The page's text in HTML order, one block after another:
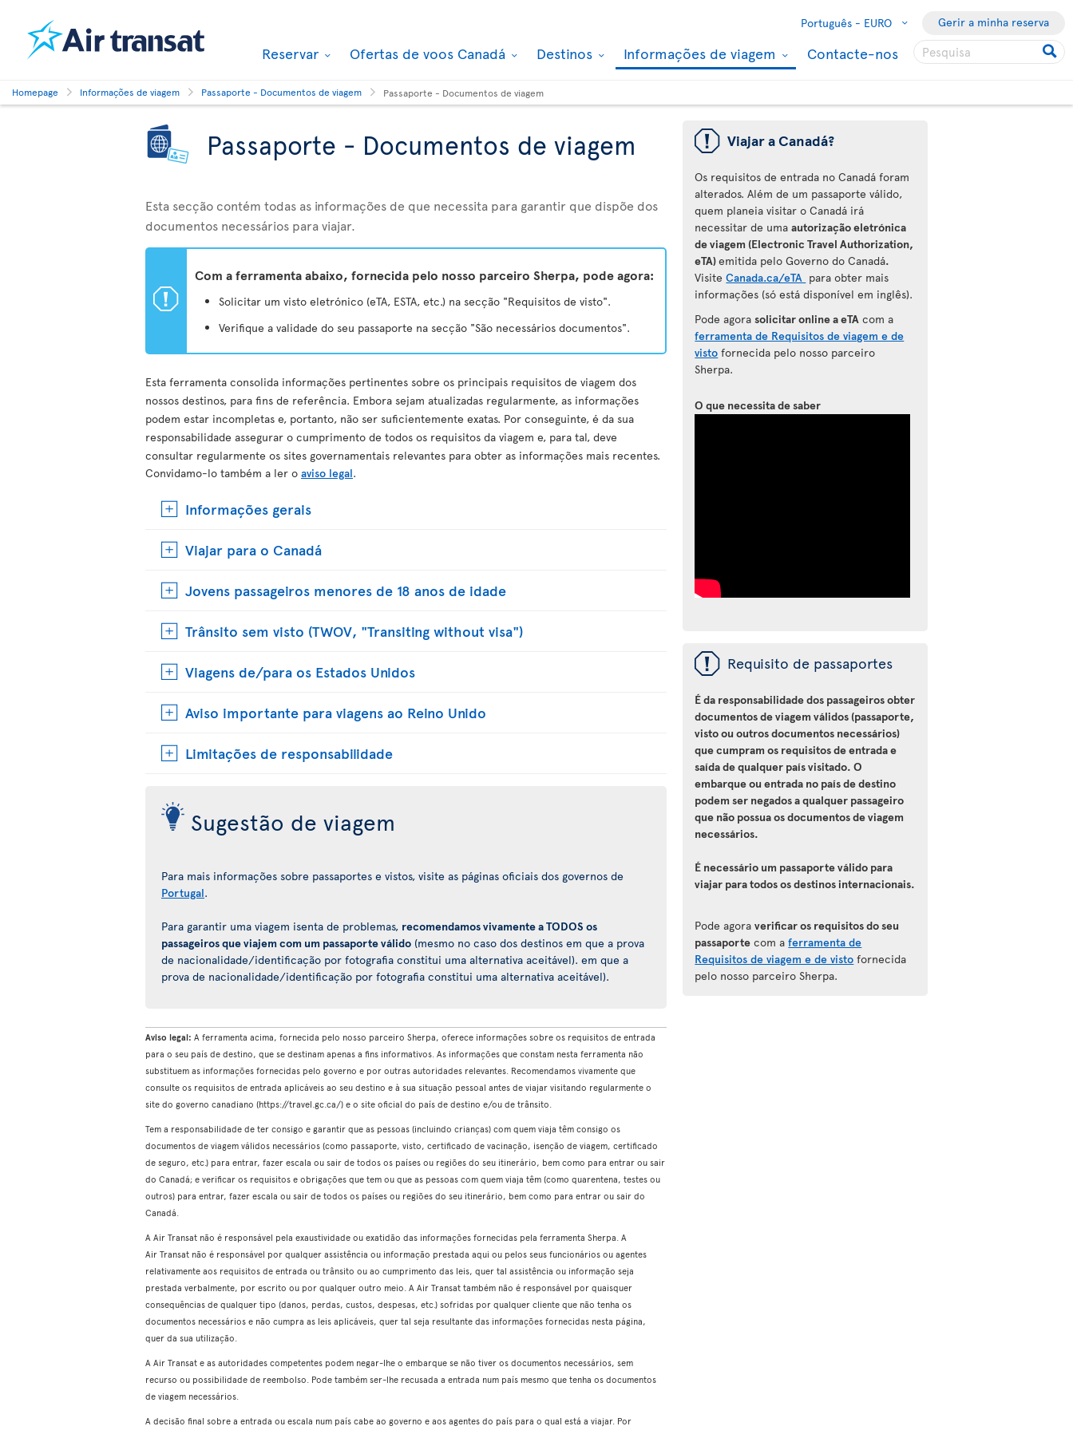
Português - EURO Gerir a minha reserva
Reservar Ofertas de voos Canadá Destinos Informações de viagem Contacte-nos
Homepage Informações de viagem Passaporte - Documentos de viagem Passaporte - Documentos de viagem
Passaporte - Documentos de viagem
Esta secção contém todas as informações de que necessita para garantir que dispõe dos
documentos necessários para viajar.
ü
Com a ferramenta abaixo, fornecida pelo nosso parceiro Sherpa, pode agora:
Solicitar um visto eletrónico (eTA, ESTA, etc.) na secção "Requisitos de visto".
Verifique a validade do seu passaporte na secção "São necessários documentos".
Esta ferramenta consolida informações pertinentes sobre os principais requisitos de viagem dos
nossos destinos, para fins de referência. Embora sejam atualizadas regularmente, as informações
podem estar incompletas e, portanto, não ser suficientemente exatas. Por conseguinte, é da sua
responsabilidade assegurar o cumprimento de todos os requisitos da viagem e, para tal, deve
consultar regularmente os sites governamentais relevantes para obter as informações mais recentes.
Convidamo-lo também a ler o aviso legal.
Informações gerais
Viajar para o Canadá
Jovens passageiros menores de 18 anos de idade
Trânsito sem visto (TWOV, "Transiting without visa")
Viagens de/para os Estados Unidos
Aviso importante para viagens ao Reino Unido
Limitações de responsabilidade
Sugestão de viagem
Para mais informações sobre passaportes e vistos, visite as páginas oficiais dos governos de
Portugal.
Para garantir uma viagem isenta de problemas, recomendamos vivamente a TODOS os
passageiros que viajem com um passaporte válido (mesmo no caso dos destinos em que a prova
de nacionalidade/identificação por fotografia constitui uma alternativa aceitável). em que a
prova de nacionalidade/identificação por fotografia constitui uma alternativa aceitável).
Aviso legal: A ferramenta acima, fornecida pelo nosso parceiro Sherpa, oferece informações sobre os requisitos de entrada
para o seu país de destino, que se destinam apenas a fins informativos. As informações que constam nesta ferramenta não
substituem as informações fornecidas pelo governo e por outras autoridades relevantes. Recomendamos vivamente que
consulte os requisitos de entrada aplicáveis ao seu destino e à sua situação pessoal antes de viajar visitando regularmente o
site do governo canadiano (https://travel.gc.ca/) e o site oficial do país de destino e/ou de trânsito.
Tem a responsabilidade de ter consigo e garantir que as pessoas (incluindo crianças) com quem viaja têm consigo os
documentos de viagem válidos necessários (como passaporte, visto, certificado de vacinação, isenção de viagem, certificado
de seguro, etc.) para entrar, fazer escala ou sair de todos os países ou regiões do seu itinerário, bem como para entrar ou sair
do Canadá; e verificar os requisitos e obrigações que tem ou que as pessoas com quem viaja têm (como quarentena, testes ou
outros) para entrar, fazer escala ou sair de todos os países ou regiões do seu itinerário, bem como para entrar ou sair do
Canadá.
A Air Transat não é responsável pela exaustividade ou exatidão das informações fornecidas pela ferramenta Sherpa. A
Air Transat não é responsável por qualquer assistência ou informação prestada aqui ou pelos seus funcionários ou agentes
relativamente aos requisitos de entrada ou trânsito ou ao cumprimento das leis, quer tal assistência ou informação seja
prestada verbalmente, por escrito ou por qualquer outro meio. A Air Transat também não é responsável por quaisquer
consequências de qualquer tipo (danos, perdas, custos, despesas, etc.) sofridas por qualquer cliente que não tenha os
documentos necessários e não cumpra as leis aplicáveis, quer tal seja resultante das informações fornecidas nesta página,
quer da sua utilização.
A Air Transat e as autoridades competentes podem negar-lhe o embarque se não tiver os documentos necessários, sem
recurso ou possibilidade de reembolso. Pode também ser-lhe recusada a entrada num país mesmo que tenha os documentos
de viagem necessários.
A decisão final sobre a entrada ou escala num país cabe ao governo e aos agentes do país para o qual está a viajar. Por
ü Viajar a Canadá?
Os requisitos de entrada no Canadá foram
alterados. Além de um passaporte válido,
quem planeia visitar o Canadá irá
necessitar de umaautorização eletrónica
de viagem (Electronic Travel Authorization,
eTA)emitida pelo Governo do Canadá.
VisiteCanada.ca/eTA paraobter mais
informações (só está disponível em inglês).
Pode agorasolicitar online a eTA com a
ferramenta de Requisitos de viagem e de
visto fornecida pelo nosso parceiro
Sherpa.
O que necessita de saber
ü Requisito de passaportes
É da responsabilidade dos passageiros obter
documentos de viagem válidos (passaporte,
visto ou outros documentos necessários)
que cumpram os requisitos de entrada e
saída de qualquer país visitado. O
embarque ou entrada no país de destino
podem ser negados a qualquer passageiro
que não possua os documentos de viagem
necessários.
É necessário um passaporte válido para
viajar para todos os destinos internacionais.
Pode agoraverificar os requisitos do seu
passaporte com aferramenta de
Requisitos de viagem e de visto fornecida
pelo nosso parceiro Sherpa.